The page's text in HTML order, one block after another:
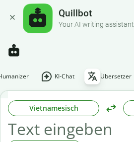
Quillbot
Your AI writing assistant
KI-Chat Übersetzer
Vietnamesisch